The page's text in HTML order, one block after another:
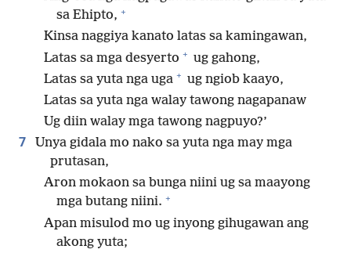
sa Ehipto, +
Kinsa naggiya kanato latas sa kamingawan,
Latas sa mga desyerto + ug gahong,
Latas sa yuta nga uga + ug ngiob kaayo,
Latas sa yuta nga walay tawong nagapanaw
Ug diin walay mga tawong nagpuyo?’
7
Unya gidala mo nako sa yuta nga may mga
prutasan,
Aron mokaon sa bunga niini ug sa maayong
mga butang niini. +
Apan misulod mo ug inyong gihugawan ang
akong yuta;